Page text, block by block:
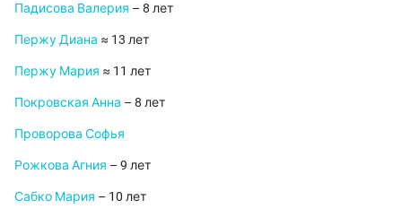
Падисова Валерия – 8 лет
Пержу Диана ≈ 13 лет
Пержу Мария ≈ 11 лет
Покровская Анна – 8 лет
Проворова Софья
Рожкова Агния – 9 лет
Сабко Мария – 10 лет